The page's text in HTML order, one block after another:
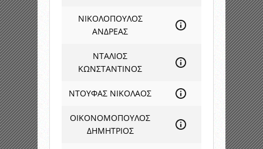
ΝΙΚΟΛΟΠΟΥΛΟΣ
ΑΝΔΡΕΑΣ
ΝΤΑΛΙΟΣ
ΚΩΝΣΤΑΝΤΙΝΟΣ
ΝΤΟΥΦΑΣ ΝΙΚΟΛΑΟΣ
ΟΙΚΟΝΟΜΟΠΟΥΛΟΣ
ΔΗΜΗΤΡΙΟΣ